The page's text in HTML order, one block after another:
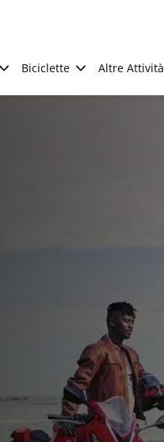
Biciclette Altre Attività